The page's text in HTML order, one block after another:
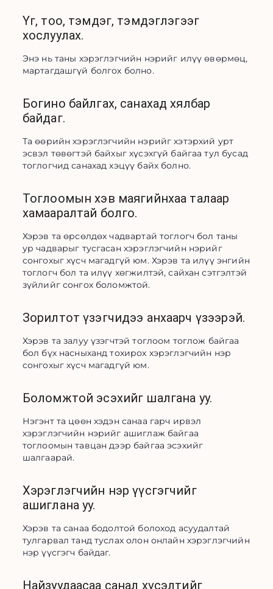
Үг, тоо, тэмдэг, тэмдэглэгээг
хослуулах.
Энэ нь таны хэрэглэгчийн нэрийг илүү өвөрмөц,
мартагдашгүй болгох болно.
Богино байлгах, санахад хялбар
байдаг.
Та өөрийн хэрэглэгчийн нэрийг хэтэрхий урт
эсвэл төвөгтэй байхыг хүсэхгүй байгаа тул бусад
тоглогчид санахад хэцүү байх болно.
Тоглоомын хэв маягийнхаа талаар
хамааралтай болго.
Хэрэв та өрсөлдөх чадвартай тоглогч бол таны
ур чадварыг тусгасан хэрэглэгчийн нэрийг
сонгохыг хүсч магадгүй юм. Хэрэв та илүү энгийн
тоглогч бол та илүү хөгжилтэй, сайхан сэтгэлтэй
зүйлийг сонгох боломжтой.
Зорилтот үзэгчидээ анхаарч үзээрэй.
Хэрэв та залуу үзэгчтэй тоглоом тоглож байгаа
бол бүх насныханд тохирох хэрэглэгчийн нэр
сонгохыг хүсч магадгүй юм.
Боломжтой эсэхийг шалгана уу.
Нэгэнт та цөөн хэдэн санаа гарч ирвэл
хэрэглэгчийн нэрийг ашиглаж байгаа
тоглоомын тавцан дээр байгаа эсэхийг
шалгаарай.
Хэрэглэгчийн нэр үүсгэгчийг
ашиглана уу.
Хэрэв та санаа бодолтой болоход асуудалтай
тулгарвал танд туслах олон онлайн хэрэглэгчийн
нэр үүсгэгч байдаг.
Найзуудаасаа санал хүсэлтийг